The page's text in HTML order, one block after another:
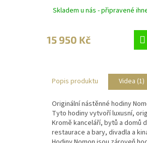
Skladem u nás - připravené
15 950 Kč
Popis produktu Videa (1)
Originální nástěnné hodiny
Tyto hodiny vytvoří luxusní,
Kromě kanceláří, bytů a domů
restaurace a bary, divadla a